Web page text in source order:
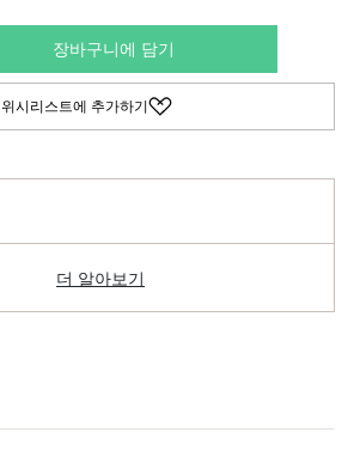
장바구니에 담기
위시리스트에 추가하기
더 알아보기